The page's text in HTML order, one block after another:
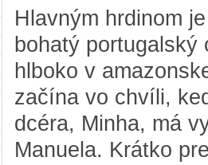
Hlavným hrdinom
bohatý portugalský
hlboko v
začína vo chvíli,
dcéra, Minha, má
Manuela. Krátko